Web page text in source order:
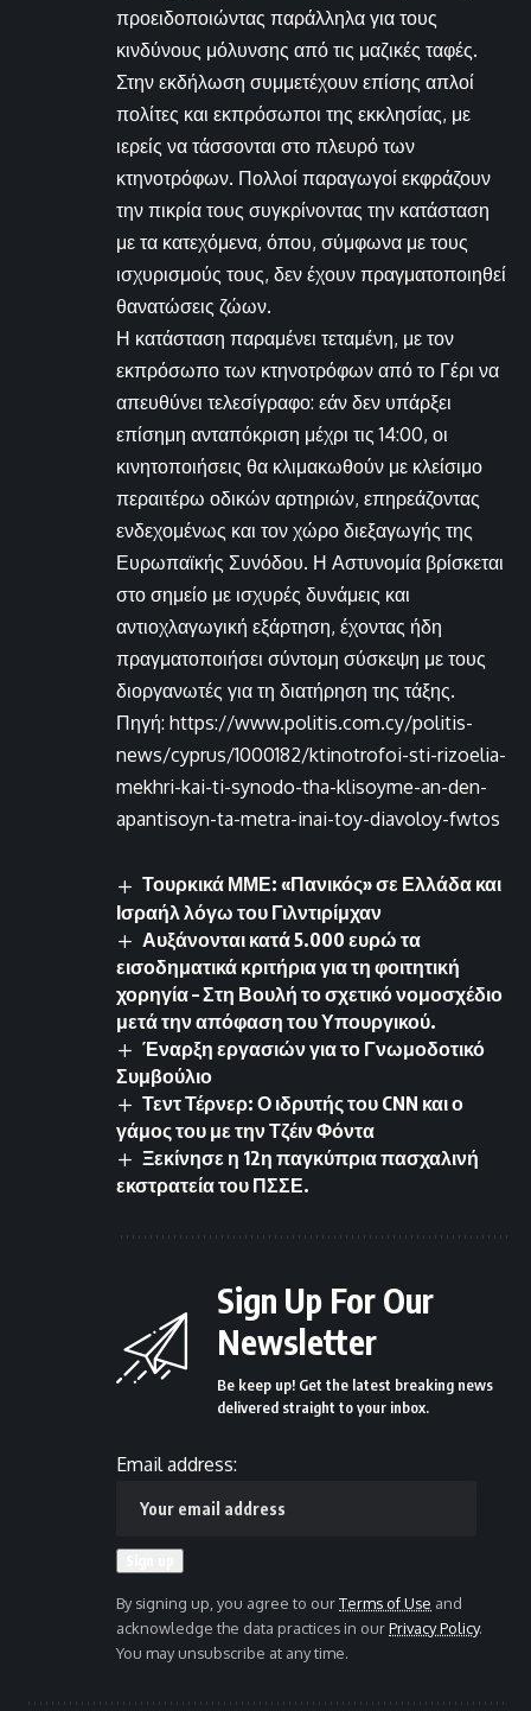
προειδοποιώντας παράλληλα για τους
κινδύνους μόλυνσης από τις μαζικές ταφές.
Στην εκδήλωση συμμετέχουν επίσης απλοί
πολίτες και εκπρόσωποι της εκκλησίας, με
ιερείς να τάσσονται στο πλευρό των
κτηνοτρόφων. Πολλοί παραγωγοί εκφράζουν
την πικρία τους συγκρίνοντας την κατάσταση
με τα κατεχόμενα, όπου, σύμφωνα με τους
ισχυρισμούς τους, δεν έχουν πραγματοποιηθεί
θανατώσεις ζώων.
Η κατάσταση παραμένει τεταμένη, με τον
εκπρόσωπο των κτηνοτρόφων από το Γέρι να
απευθύνει τελεσίγραφο: εάν δεν υπάρξει
επίσημη ανταπόκριση μέχρι τις 14:00, οι
κινητοποιήσεις θα κλιμακωθούν με κλείσιμο
περαιτέρω οδικών αρτηριών, επηρεάζοντας
ενδεχομένως και τον χώρο διεξαγωγής της
Ευρωπαϊκής Συνόδου. Η Αστυνομία βρίσκεται
στο σημείο με ισχυρές δυνάμεις και
αντιοχλαγωγική εξάρτηση, έχοντας ήδη
πραγματοποιήσει σύντομη σύσκεψη με τους
διοργανωτές για τη διατήρηση της τάξης.
Πηγή: https://www.politis.com.cy/politis-
news/cyprus/1000182/ktinotrofoi-sti-rizoelia-
mekhri-kai-ti-synodo-tha-klisoyme-an-den-
apantisoyn-ta-metra-inai-toy-diavoloy-fwtos
Τουρκικά ΜΜΕ: «Πανικός» σε Ελλάδα και
Ισραήλ λόγω του Γιλντιρίμχαν
Αυξάνονται κατά 5.000 ευρώ τα
εισοδηματικά κριτήρια για τη φοιτητική
χορηγία – Στη Βουλή το σχετικό νομοσχέδιο
μετά την απόφαση του Υπουργικού.
Έναρξη εργασιών για το Γνωμοδοτικό
Συμβούλιο
Τεντ Τέρνερ: Ο ιδρυτής του CNN και ο
γάμος του με την Τζέιν Φόντα
Ξεκίνησε η 12η παγκύπρια πασχαλινή
εκστρατεία του ΠΣΣΕ.
Sign Up For Our
Newsletter
Be keep up! Get the latest breaking news
delivered straight to your inbox.
Email address:
By signing up, you agree to ourTerms of Use and
acknowledge the data practices in ourPrivacy Policy.
You may unsubscribe at any time.